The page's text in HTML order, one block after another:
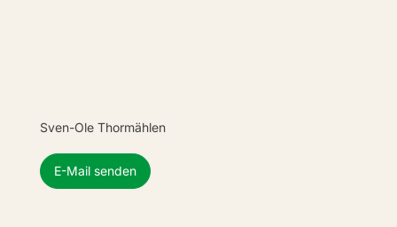
Sven-Ole Thormählen
E-Mail senden